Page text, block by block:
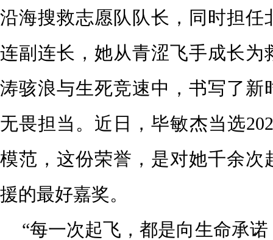
沿海搜救志愿队队长， 同时担任
连副连长， 她从青涩飞手成长为
涛骇浪与生死竞速中，书写了新
无畏担当。近日，毕敏杰当选
模范，这份荣誉，是对她千余次
援的最好嘉奖。
“每一次起飞，都是向生命承